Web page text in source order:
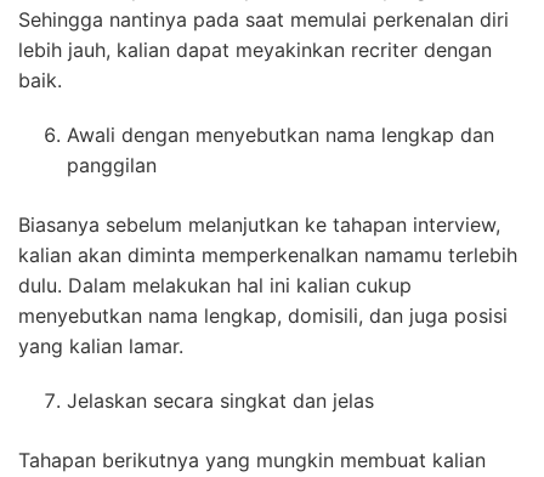
Sehingga nantinya pada saat memulai perkenalan diri
lebih jauh, kalian dapat meyakinkan recriter dengan
baik.
Awali dengan menyebutkan nama lengkap dan
panggilan
Biasanya sebelum melanjutkan ke tahapan interview,
kalian akan diminta memperkenalkan namamu terlebih
dulu. Dalam melakukan hal ini kalian cukup
menyebutkan nama lengkap, domisili, dan juga posisi
yang kalian lamar.
Jelaskan secara singkat dan jelas
Tahapan berikutnya yang mungkin membuat kalian